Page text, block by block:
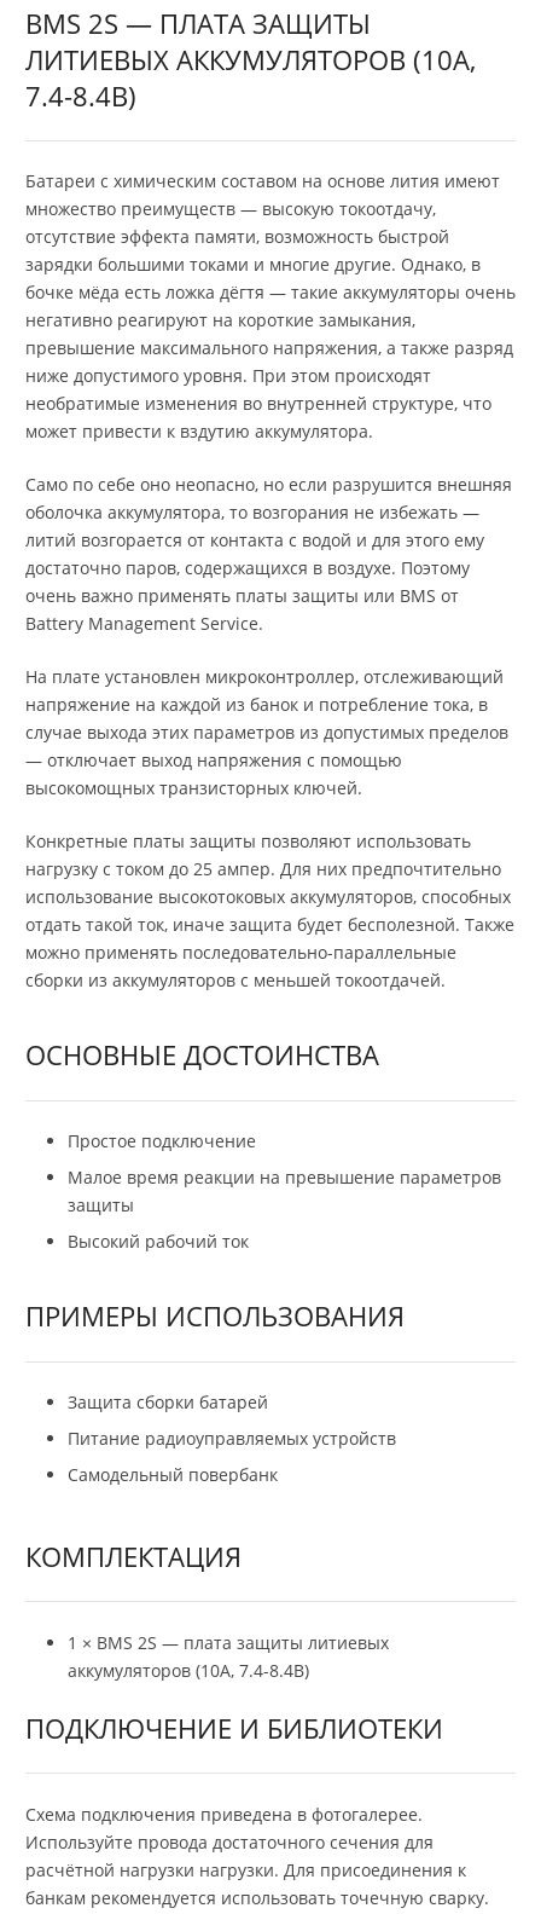
BMS 2S — ПЛАТА ЗАЩИТЫ
ЛИТИЕВЫХ АККУМУЛЯТОРОВ (10A,
7.4-8.4В)
Батареи с химическим составом на основе лития имеют
множество преимуществ — высокую токоотдачу,
отсутствие эффекта памяти, возможность быстрой
зарядки большими токами и многие другие. Однако, в
бочке мёда есть ложка дёгтя — такие аккумуляторы очень
негативно реагируют на короткие замыкания,
превышение максимального напряжения, а также разряд
ниже допустимого уровня. При этом происходят
необратимые изменения во внутренней структуре, что
может привести к вздутию аккумулятора.
Само по себе оно неопасно, но если разрушится внешняя
оболочка аккумулятора, то возгорания не избежать —
литий возгорается от контакта с водой и для этого ему
достаточно паров, содержащихся в воздухе. Поэтому
очень важно применять платы защиты или BMS от
Battery Management Service.
На плате установлен микроконтроллер, отслеживающий
напряжение на каждой из банок и потребление тока, в
случае выхода этих параметров из допустимых пределов
— отключает выход напряжения с помощью
высокомощных транзисторных ключей.
Конкретные платы защиты позволяют использовать
нагрузку с током до 25 ампер. Для них предпочтительно
использование высокотоковых аккумуляторов, способных
отдать такой ток, иначе защита будет бесполезной. Также
можно применять последовательно-параллельные
сборки из аккумуляторов с меньшей токоотдачей.
ОСНОВНЫЕ ДОСТОИНСТВА
Простое подключение
Малое время реакции на превышение параметров
защиты
Высокий рабочий ток
ПРИМЕРЫ ИСПОЛЬЗОВАНИЯ
Защита сборки батарей
Питание радиоуправляемых устройств
Самодельный повербанк
КОМПЛЕКТАЦИЯ
1 × BMS 2S — плата защиты литиевых
аккумуляторов (10A, 7.4-8.4В)
ПОДКЛЮЧЕНИЕ И БИБЛИОТЕКИ
Схема подключения приведена в фотогалерее.
Используйте провода достаточного сечения для
расчётной нагрузки нагрузки. Для присоединения к
банкам рекомендуется использовать точечную сварку.